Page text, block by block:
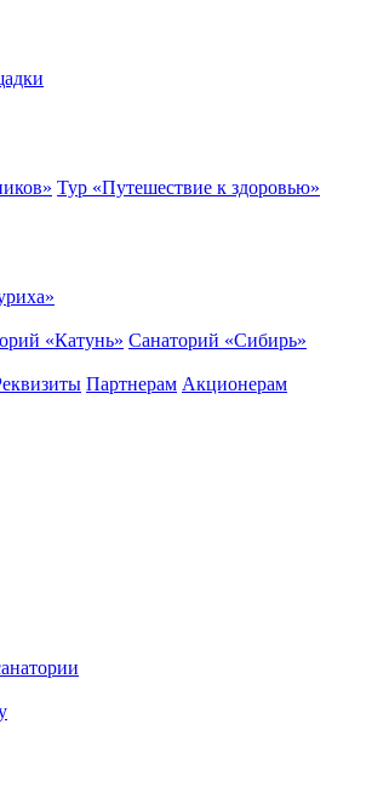
Тур «Путешествие к здоровью»
«Катунь» Санаторий «Сибирь»
Партнерам Акционерам